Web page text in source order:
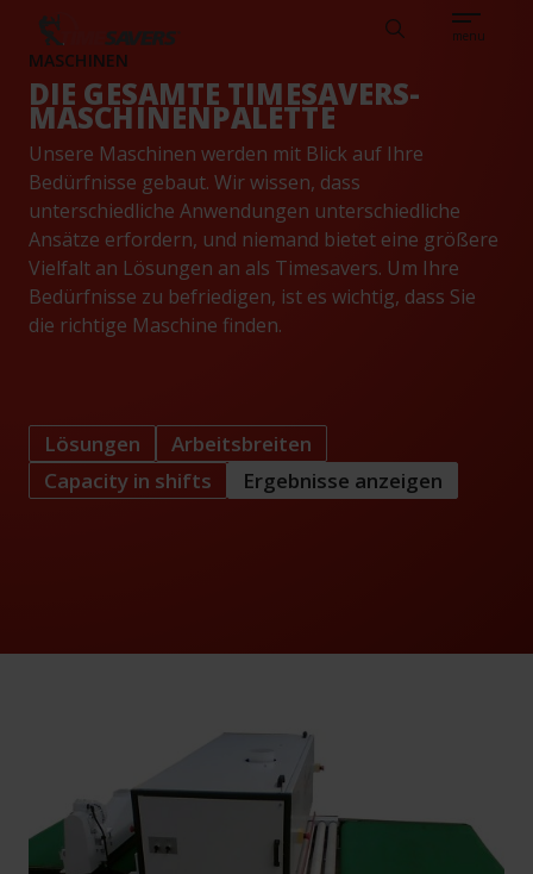
Search menu
MASCHINEN
DIE GESAMTE TIMESAVERS-
MASCHINENPALETTE
Unsere Maschinen werden mit Blick auf Ihre
Bedürfnisse gebaut. Wir wissen, dass
unterschiedliche Anwendungen unterschiedliche
Ansätze erfordern, und niemand bietet eine größere
Vielfalt an Lösungen an als Timesavers. Um Ihre
Bedürfnisse zu befriedigen, ist es wichtig, dass Sie
die richtige Maschine finden.
Lösungen
Arbeitsbreiten
Capacity in shifts
Ergebnisse anzeigen